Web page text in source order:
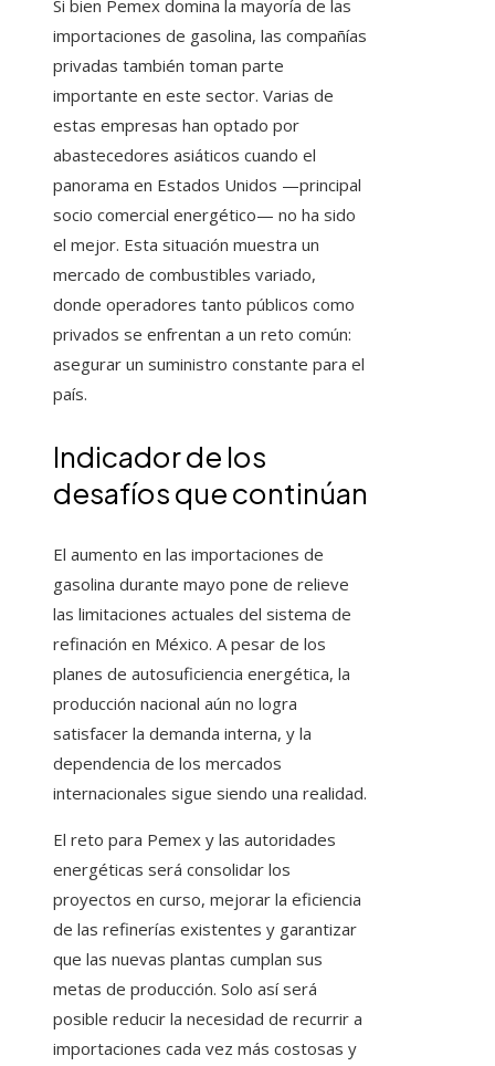
Si bien Pemex domina la mayoría de las
importaciones de gasolina, las compañías
privadas también toman parte
importante en este sector. Varias de
estas empresas han optado por
abastecedores asiáticos cuando el
panorama en Estados Unidos —principal
socio comercial energético— no ha sido
el mejor. Esta situación muestra un
mercado de combustibles variado,
donde operadores tanto públicos como
privados se enfrentan a un reto común:
asegurar un suministro constante para el
país.
Indicador de los
desafíos que continúan
El aumento en las importaciones de
gasolina durante mayo pone de relieve
las limitaciones actuales del sistema de
refinación en México. A pesar de los
planes de autosuficiencia energética, la
producción nacional aún no logra
satisfacer la demanda interna, y la
dependencia de los mercados
internacionales sigue siendo una realidad.
El reto para Pemex y las autoridades
energéticas será consolidar los
proyectos en curso, mejorar la eficiencia
de las refinerías existentes y garantizar
que las nuevas plantas cumplan sus
metas de producción. Solo así será
posible reducir la necesidad de recurrir a
importaciones cada vez más costosas y